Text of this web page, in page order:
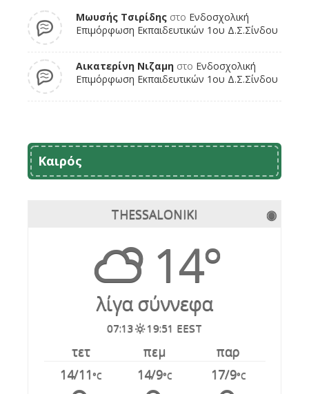
Μωυσής Τσιρίδης στο Ενδοσχολική
Επιμόρφωση Εκπαιδευτικών 1ου Δ.Σ.Σίνδου
Αικατερίνη Νιζαμη στο Ενδοσχολική
Επιμόρφωση Εκπαιδευτικών 1ου Δ.Σ.Σίνδου
Καιρός
THESSALONIKI ◉
14°
λίγα σύννεφα
07:13 19:51 EEST
τετ πεμ
παρ
14/11 °C 14/9°C 17/9°C